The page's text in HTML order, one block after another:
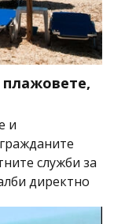
плажовете,
и
служби за
директно